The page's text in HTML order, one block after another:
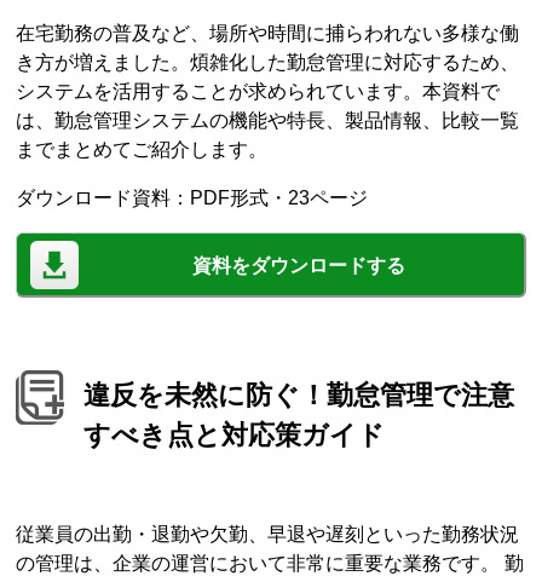
在宅勤務の普及など、場所や時間に捕らわれない多様な働
き方が増えました。煩雑化した勤怠管理に対応するため、
システムを活用することが求められています。本資料で
は、勤怠管理システムの機能や特長、製品情報、比較一覧
までまとめてご紹介します。
ダウンロード資料：PDF形式・23ページ
資料をダウンロードする
違反を未然に防ぐ！勤怠管理で注意
すべき点と対応策ガイド
従業員の出勤・退勤や欠勤、早退や遅刻といった勤務状況
の管理は、企業の運営において非常に重要な業務です。 勤